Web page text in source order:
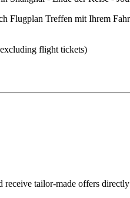
Flugplan Treffen mit Ihrem
flight tickets)
tailor-made offers